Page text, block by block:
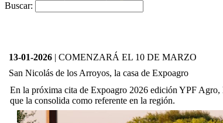
Buscar:
13-01-2026 | COMENZARÁ EL 10 DE MARZO
San Nicolás de los Arroyos, la casa de Expoagro
En la próxima cita de Expoagro 2026 edición YPF Agro,
que la consolida como referente en la región.